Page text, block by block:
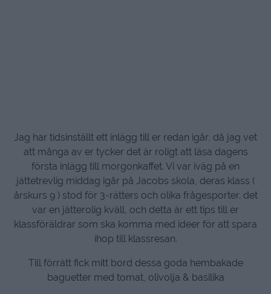
Jag har tidsinställt ett inlägg till er redan igår, då jag vet
att många av er tycker det är roligt att läsa dagens
första inlägg till morgonkaffet. Vi var iväg på en
jättetrevlig middag igår på Jacobs skola, deras klass (
årskurs 9 ) stod för 3-rätters och olika frågesporter. det
var en jätterolig kväll, och detta är ett tips till er
klassföräldrar som ska komma med ideer för att spara
ihop till klassresan.
Till förrätt fick mitt bord dessa goda hembakade
baguetter med tomat, olivolja & basilika